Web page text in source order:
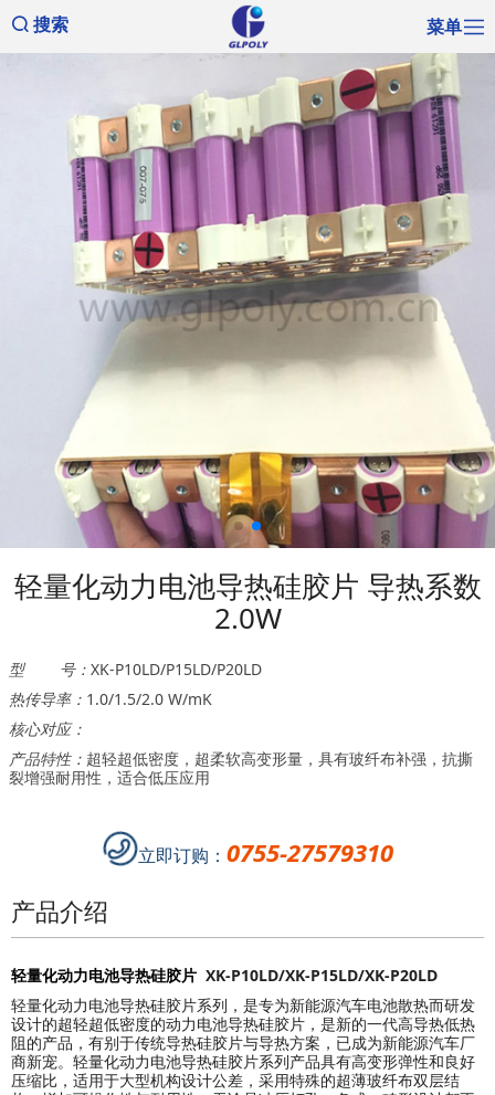
搜索 菜单
轻量化动力电池导热硅胶片 导热系数
2.0W
型 号： XK-P10LD/P15LD/P20LD
热传导率： 1.0/1.5/2.0 W/mK
核心对应：
产品特性： 超轻超低密度，超柔软高变形量，具有玻纤布补强，抗撕
裂增强耐用性，适合低压应用
立即订购： 0755-27579310
产品介绍
轻量化动力电池导热硅胶片 XK-P10LD/XK-P15LD/XK-P20LD
轻量化动力电池导热硅胶片系列，是专为新能源汽车电池散热而研发
设计的超轻超低密度的动力电池导热硅胶片，是新的一代高导热低热
阻的产品，有别于传统导热硅胶片与导热方案，已成为新能源汽车厂
商新宠。 轻量化动力电池导热硅胶片系列产品具有高变形弹性和良好
压缩比，适用于大型机构设计公差，采用特殊的超薄玻纤布双层结